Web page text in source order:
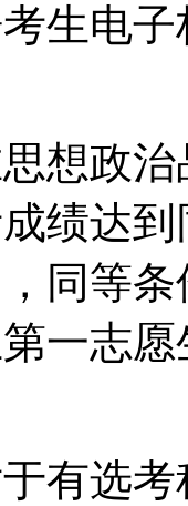
电子
政治
绩达
同等
一志
选考